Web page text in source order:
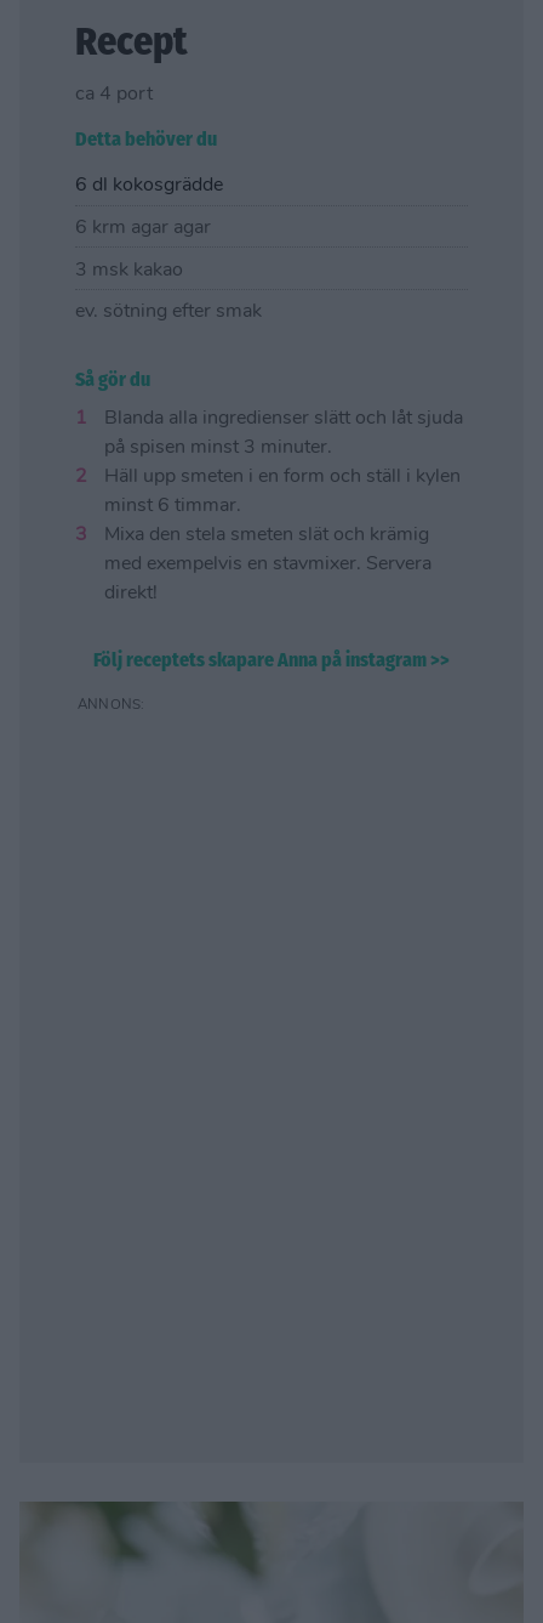
Recept
ca 4 port
Detta behöver du
6 dl kokosgrädde
6 krm agar agar
3 msk kakao
ev. sötning efter smak
Så gör du
Blanda alla ingredienser slätt och låt sjuda
på spisen minst 3 minuter.
Häll upp smeten i en form och ställ i kylen
minst 6 timmar.
Mixa den stela smeten slät och krämig
med exempelvis en stavmixer. Servera
direkt!
Följ receptets skapare Anna på instagram >>